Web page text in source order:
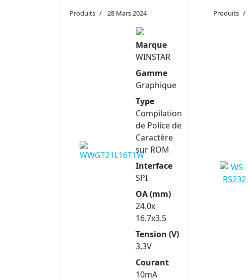
Produits 28 Mars 2024
Marque
WINSTAR
Gamme
Graphique
Type
Compilation
de Police de
Caractère
sur ROM
Interface
SPI
OA (mm)
24.0x
16.7x3.5
Tension (V)
3,3V
Courant
10mA
Produits